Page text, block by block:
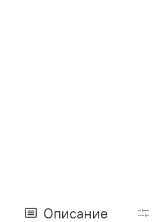
Описание